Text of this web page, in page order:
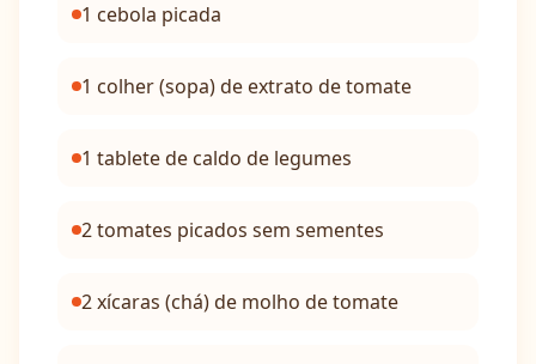
1 cebola picada
1 colher (sopa) de extrato de tomate
1 tablete de caldo de legumes
2 tomates picados sem sementes
2 xícaras (chá) de molho de tomate